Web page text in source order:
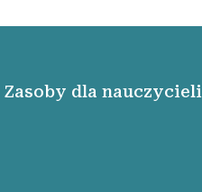
Zasoby dla nauczycieli